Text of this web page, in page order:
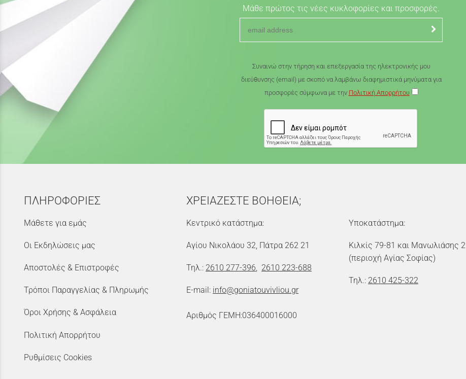
Μάθε πρώτος τις νέες κυκλοφορίες και προσφορές.
Συναινώ στην τήρηση και επεξεργασία της ηλεκτρονικής μου
διεύθυνσης (email) με σκοπό να λαμβάνω διαφημιστικά μηνύματα για
προσφορές σύμφωνα με την Πολιτική Απορρήτου
ΠΛΗΡΟΦΟΡΙΕΣ
Μάθετε για εμάς
Οι Εκδηλώσεις μας
Αποστολές & Επιστροφές
Τρόποι Παραγγελίας & Πληρωμής
Όροι Χρήσης & Ασφάλεια
Πολιτική Απορρήτου
Ρυθμίσεις Cookies
ΧΡΕΙΑΖΕΣΤΕ ΒΟΗΘΕΙΑ;
Κεντρικό κατάστημα:
Αγίου Νικολάου 32, Πάτρα 262 21
Τηλ.: 2610 277-396, 2610 223-688
E-mail: info@goniatouvivliou.gr
Αριθμός ΓΕΜΗ:036400016000
Υποκατάστημα:
Κιλκίς 79-81 και Μανωλιάσης 2
(περιοχή Αγίας Σοφίας)
Τηλ.: 2610 425-322